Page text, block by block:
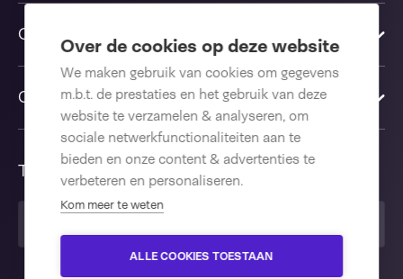
Over de cookies op deze website
We maken gebruik van cookies om gegevens
m.b.t. de prestaties en het gebruik van deze
website te verzamelen & analyseren, om
sociale netwerkfunctionaliteiten aan te
bieden en onze content & advertenties te
verbeteren en personaliseren.
Kom meer te weten
ALLE COOKIES TOESTAAN
Oplossingen
Contact us
Taal